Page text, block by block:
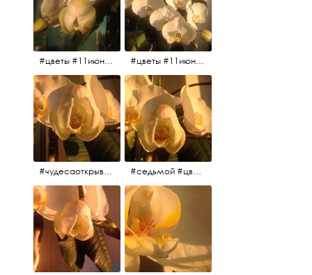
#цветы #11июня2017 #цветы #11июня2017
#чудесаоткрываются #красота #чудоприроды #нежность #цветы #прекрасное #седьмой #цветы #жизньналоджии